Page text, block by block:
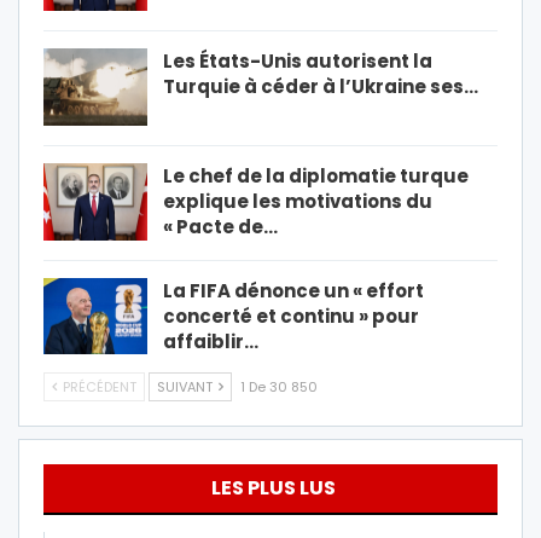
Les États-Unis autorisent la
Turquie à céder à l’Ukraine ses…
Le chef de la diplomatie turque
explique les motivations du
« Pacte de…
La FIFA dénonce un « effort
concerté et continu » pour
affaiblir…
PRÉCÉDENT SUIVANT 1 De 30 850
LES PLUS LUS